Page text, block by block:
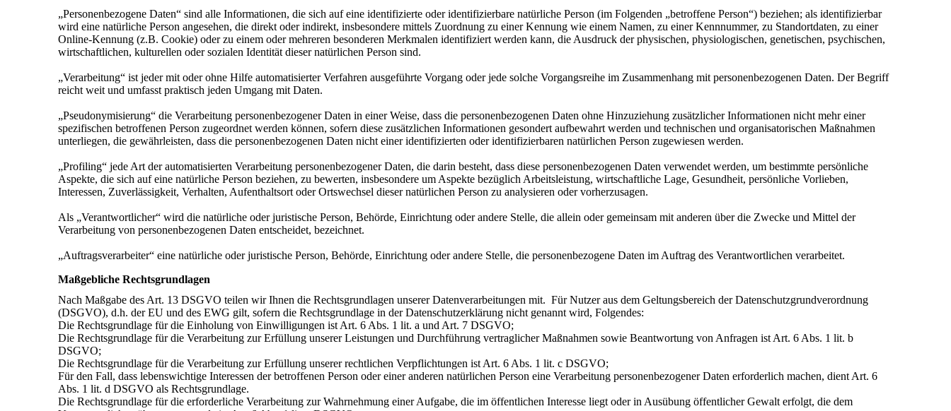
„Personenbezogene Daten“ sind alle Informationen, die sich auf eine identifizierte oder identifizierbare natürliche Person (im Folgenden „betroffene Person“) beziehen; als identifizierbar
wird eine natürliche Person angesehen, die direkt oder indirekt, insbesondere mittels Zuordnung zu einer Kennung wie einem Namen, zu einer Kennnummer, zu Standortdaten, zu einer
Online-Kennung (z.B. Cookie) oder zu einem oder mehreren besonderen Merkmalen identifiziert werden kann, die Ausdruck der physischen, physiologischen, genetischen, psychischen,
wirtschaftlichen, kulturellen oder sozialen Identität dieser natürlichen Person sind.
„Verarbeitung“ ist jeder mit oder ohne Hilfe automatisierter Verfahren ausgeführte Vorgang oder jede solche Vorgangsreihe im Zusammenhang mit personenbezogenen Daten. Der Begriff
reicht weit und umfasst praktisch jeden Umgang mit Daten.
„Pseudonymisierung“ die Verarbeitung personenbezogener Daten in einer Weise, dass die personenbezogenen Daten ohne Hinzuziehung zusätzlicher Informationen nicht mehr einer
spezifischen betroffenen Person zugeordnet werden können, sofern diese zusätzlichen Informationen gesondert aufbewahrt werden und technischen und organisatorischen Maßnahmen
unterliegen, die gewährleisten, dass die personenbezogenen Daten nicht einer identifizierten oder identifizierbaren natürlichen Person zugewiesen werden.
„Profiling“ jede Art der automatisierten Verarbeitung personenbezogener Daten, die darin besteht, dass diese personenbezogenen Daten verwendet werden, um bestimmte persönliche
Aspekte, die sich auf eine natürliche Person beziehen, zu bewerten, insbesondere um Aspekte bezüglich Arbeitsleistung, wirtschaftliche Lage, Gesundheit, persönliche Vorlieben,
Interessen, Zuverlässigkeit, Verhalten, Aufenthaltsort oder Ortswechsel dieser natürlichen Person zu analysieren oder vorherzusagen.
Als „Verantwortlicher“ wird die natürliche oder juristische Person, Behörde, Einrichtung oder andere Stelle, die allein oder gemeinsam mit anderen über die Zwecke und Mittel der
Verarbeitung von personenbezogenen Daten entscheidet, bezeichnet.
„Auftragsverarbeiter“ eine natürliche oder juristische Person, Behörde, Einrichtung oder andere Stelle, die personenbezogene Daten im Auftrag des Verantwortlichen verarbeitet.
Maßgebliche Rechtsgrundlagen
Nach Maßgabe des Art. 13 DSGVO teilen wir Ihnen die Rechtsgrundlagen unserer Datenverarbeitungen mit. Für Nutzer aus dem Geltungsbereich der Datenschutzgrundverordnung
(DSGVO), d.h. der EU und des EWG gilt, sofern die Rechtsgrundlage in der Datenschutzerklärung nicht genannt wird, Folgendes:
Die Rechtsgrundlage für die Einholung von Einwilligungen ist Art. 6 Abs. 1 lit. a und Art. 7 DSGVO;
Die Rechtsgrundlage für die Verarbeitung zur Erfüllung unserer Leistungen und Durchführung vertraglicher Maßnahmen sowie Beantwortung von Anfragen ist Art. 6 Abs. 1 lit. b
DSGVO;
Die Rechtsgrundlage für die Verarbeitung zur Erfüllung unserer rechtlichen Verpflichtungen ist Art. 6 Abs. 1 lit. c DSGVO;
Für den Fall, dass lebenswichtige Interessen der betroffenen Person oder einer anderen natürlichen Person eine Verarbeitung personenbezogener Daten erforderlich machen, dient Art. 6
Abs. 1 lit. d DSGVO als Rechtsgrundlage.
Die Rechtsgrundlage für die erforderliche Verarbeitung zur Wahrnehmung einer Aufgabe, die im öffentlichen Interesse liegt oder in Ausübung öffentlicher Gewalt erfolgt, die dem